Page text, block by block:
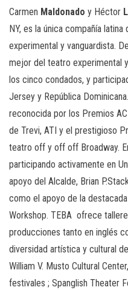
Carmen Maldonado y Héctor
NY, es la única compañía
experimental y vanguardista.
mejor del teatro experimental
los cinco condados, y
Jersey y República
reconocida por los Premios
de Trevi, ATI y el prestigioso
teatro off y off off Broadway.
participando activamente en
apoyo del Alcalde, Brian
como el apoyo de la
Workshop. TEBA ofrece
producciones tanto en inglés
diversidad artística y cultural
William V. Musto Cultural
festivales ; Spanglish Theater